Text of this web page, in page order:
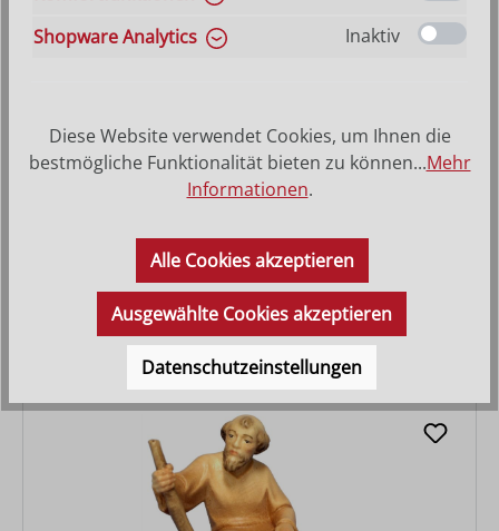
Vater mit erstauntem Kind
Varianten ab56,00 €
Regulärer Preis:
173,00 €
Shopware Analytics
Inaktiv
Diese Website verwendet Cookies, um Ihnen die
bestmögliche Funktionalität bieten zu können...Mehr
Informationen.
Alle Cookies akzeptieren
Ausgewählte Cookies akzeptieren
Datenschutzeinstellungen